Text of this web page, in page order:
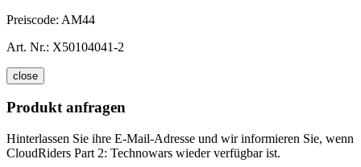
Preiscode: AM44
Art. Nr.: X50104041-2
close
Produkt anfragen
Hinterlassen Sie ihre E-Mail-Adresse und wir informieren Sie, wenn
CloudRiders Part 2: Technowars wieder verfügbar ist.